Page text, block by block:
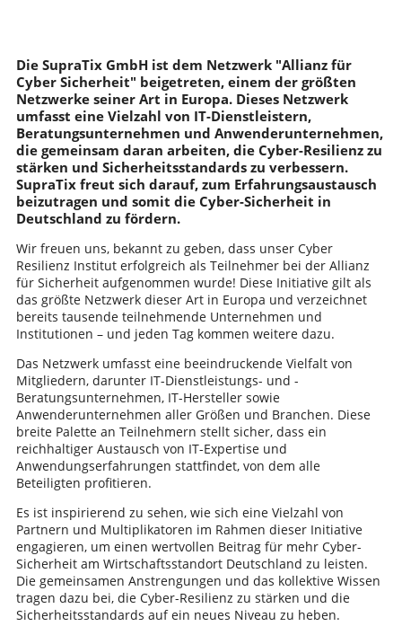
Die SupraTix GmbH ist dem Netzwerk "Allianz für
Cyber Sicherheit" beigetreten, einem der größten
Netzwerke seiner Art in Europa. Dieses Netzwerk
umfasst eine Vielzahl von IT-Dienstleistern,
Beratungsunternehmen und Anwenderunternehmen,
die gemeinsam daran arbeiten, die Cyber-Resilienz zu
stärken und Sicherheitsstandards zu verbessern.
SupraTix freut sich darauf, zum Erfahrungsaustausch
beizutragen und somit die Cyber-Sicherheit in
Deutschland zu fördern.
Wir freuen uns, bekannt zu geben, dass unser Cyber
Resilienz Institut erfolgreich als Teilnehmer bei der Allianz
für Sicherheit aufgenommen wurde! Diese Initiative gilt als
das größte Netzwerk dieser Art in Europa und verzeichnet
bereits tausende teilnehmende Unternehmen und
Institutionen – und jeden Tag kommen weitere dazu.
Das Netzwerk umfasst eine beeindruckende Vielfalt von
Mitgliedern, darunter IT-Dienstleistungs- und -
Beratungsunternehmen, IT-Hersteller sowie
Anwenderunternehmen aller Größen und Branchen. Diese
breite Palette an Teilnehmern stellt sicher, dass ein
reichhaltiger Austausch von IT-Expertise und
Anwendungserfahrungen stattfindet, von dem alle
Beteiligten profitieren.
Es ist inspirierend zu sehen, wie sich eine Vielzahl von
Partnern und Multiplikatoren im Rahmen dieser Initiative
engagieren, um einen wertvollen Beitrag für mehr Cyber-
Sicherheit am Wirtschaftsstandort Deutschland zu leisten.
Die gemeinsamen Anstrengungen und das kollektive Wissen
tragen dazu bei, die Cyber-Resilienz zu stärken und die
Sicherheitsstandards auf ein neues Niveau zu heben.